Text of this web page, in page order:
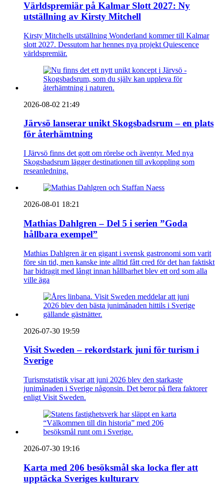
Världspremiär på Kalmar Slott 2027: Ny
utställning av Kirsty Mitchell
Kirsty Mitchells utställning Wonderland kommer till Kalmar
slott 2027. Dessutom har hennes nya projekt Quiescence
världspremiär.
2026-08-02 21:49
Järvsö lanserar unikt Skogsbadsrum – en plats
för återhämtning
I Järvsö finns det gott om rörelse och äventyr. Med nya
Skogsbadsrum lägger destinationen till avkoppling som
reseanledning.
2026-08-01 18:21
Mathias Dahlgren – Del 5 i serien ”Goda
hållbara exempel”
Mathias Dahlgren är en gigant i svensk gastronomi som varit
före sin tid, men kanske inte alltid fått cred för det han faktiskt
har bidragit med långt innan hållbarhet blev ett ord som alla
ville äga
2026-07-30 19:59
Visit Sweden – rekordstark juni för turism i
Sverige
Turismstatistik visar att juni 2026 blev den starkaste
junimånaden i Sverige någonsin. Det beror på flera faktorer
enligt Visit Sweden.
2026-07-30 19:16
Karta med 206 besöksmål ska locka fler att
upptäcka Sveriges kulturarv